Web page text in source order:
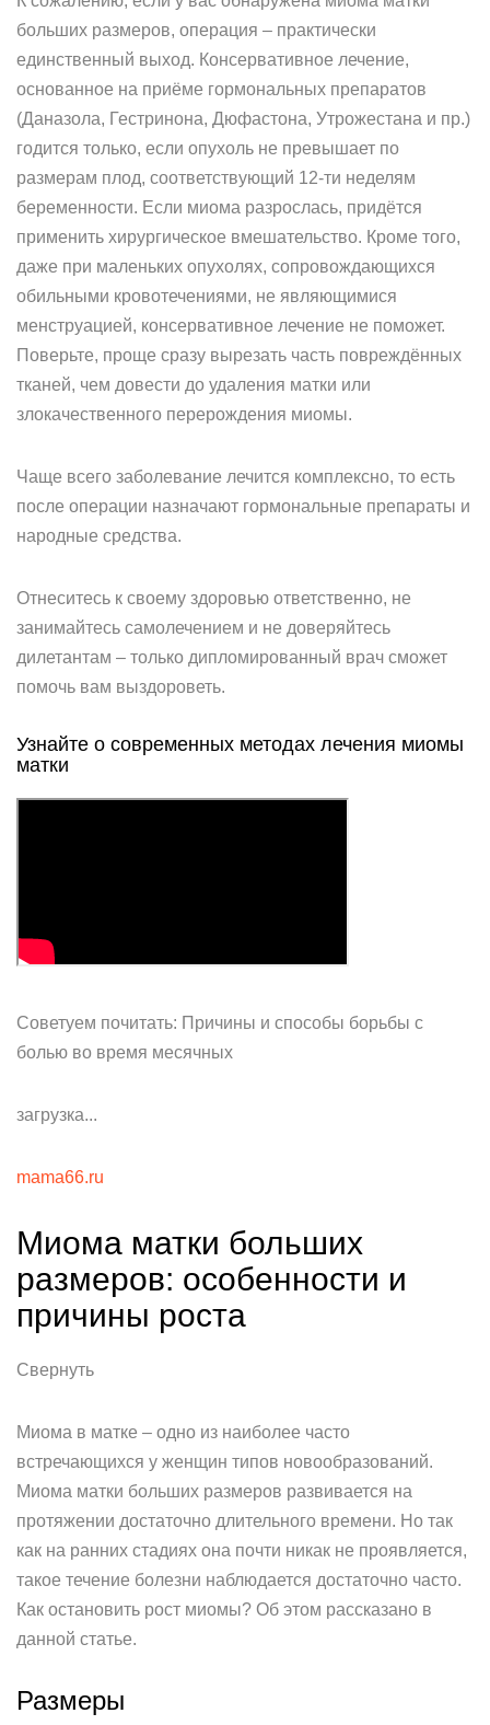
больших размеров, операция – практически
единственный выход. Консервативное лечение,
основанное на приёме гормональных препаратов
(Даназола, Гестринона, Дюфастона, Утрожестана и пр.)
годится только, если опухоль не превышает по
размерам плод, соответствующий 12-ти неделям
беременности. Если миома разрослась, придётся
применить хирургическое вмешательство. Кроме того,
даже при маленьких опухолях, сопровождающихся
обильными кровотечениями, не являющимися
менструацией, консервативное лечение не поможет.
Поверьте, проще сразу вырезать часть повреждённых
тканей, чем довести до удаления матки или
злокачественного перерождения миомы.
Чаще всего заболевание лечится комплексно, то есть
после операции назначают гормональные препараты и
народные средства.
Отнеситесь к своему здоровью ответственно, не
занимайтесь самолечением и не доверяйтесь
дилетантам – только дипломированный врач сможет
помочь вам выздороветь.
Узнайте о современных методах лечения миомы
матки
Советуем почитать: Причины и способы борьбы с
болью во время месячных
загрузка...
mama66.ru
Миома матки больших
размеров: особенности и
причины роста
Свернуть
Миома в матке – одно из наиболее часто
встречающихся у женщин типов новообразований.
Миома матки больших размеров развивается на
протяжении достаточно длительного времени. Но так
как на ранних стадиях она почти никак не проявляется,
такое течение болезни наблюдается достаточно часто.
Как остановить рост миомы? Об этом рассказано в
данной статье.
Размеры